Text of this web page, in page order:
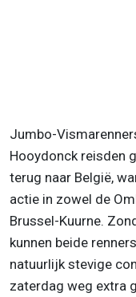
Jumbo-
Hooydonck reisden
terug naar België,
actie in zowel de
Brussel-Kuurne.
kunnen beide
natuurlijk stevige
zaterdag weg extra